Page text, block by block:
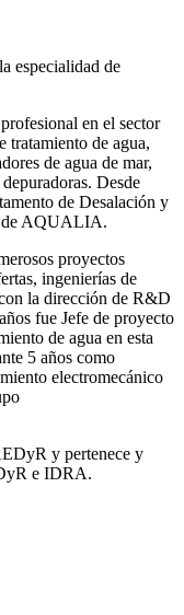
especialidad de
en el sector
tratamiento de agua,
de agua de mar,
Desde
de Desalación y
de AQUALIA.
proyectos
ingenierías de
la dirección de R&D
fue Jefe de proyecto
de agua en esta
5 años como
electromecánico
y pertenece y
e IDRA.